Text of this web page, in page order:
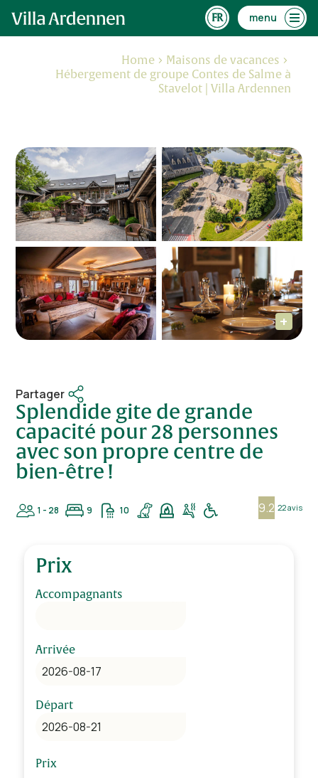
menu
Home
Maisons de vacances
Hébergement de groupe Contes de Salme à
Stavelot | Villa Ardennen
Partager
Splendide gite de grande
capacité pour 28 personnes
avec son propre centre de
bien-être !
1 - 28 9 10 9.2 22 avis
Prix
Accompagnants
Arrivée
Départ
Prix